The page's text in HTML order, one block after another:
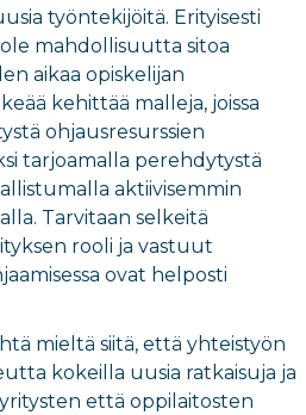
työntekijöitä. Erityisesti
mahdollisuutta sitoa
aikaa opiskelijan
kehittää malleja, joissa
ohjausresurssien
tarjoamalla perehdytystä
aktiivisemmin
Tarvitaan selkeitä
rooli ja vastuut
ovat helposti
mieltä siitä, että yhteistyön
kokeilla uusia ratkaisuja ja
että oppilaitosten